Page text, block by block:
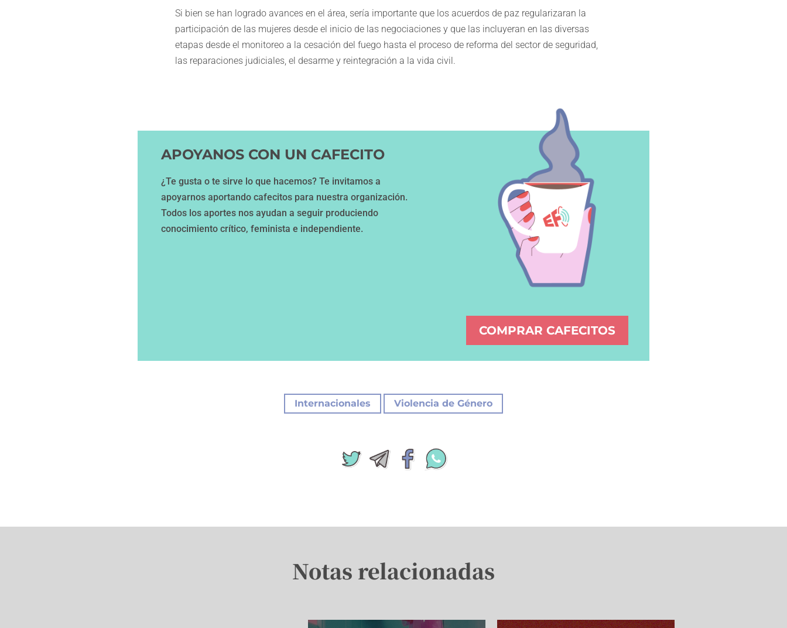
Si bien se han logrado avances en el área, sería importante que los acuerdos de paz regularizaran la
participación de las mujeres desde el inicio de las negociaciones y que las incluyeran en las diversas
etapas desde el monitoreo a la cesación del fuego hasta el proceso de reforma del sector de seguridad,
las reparaciones judiciales, el desarme y reintegración a la vida civil.
APOYANOS CON UN CAFECITO
¿Te gusta o te sirve lo que hacemos? Te invitamos a
apoyarnos aportando cafecitos para nuestra organización.
Todos los aportes nos ayudan a seguir produciendo
conocimiento crítico, feminista e independiente.
COMPRAR CAFECITOS
Internacionales Violencia de Género
Notas relacionadas